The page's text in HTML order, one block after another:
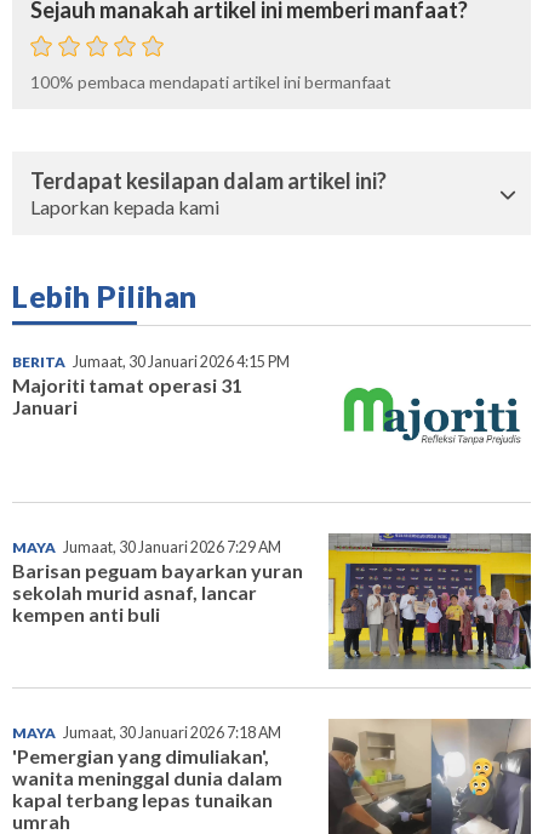
Sejauh manakah artikel ini memberi manfaat?
100% pembaca mendapati artikel ini bermanfaat
Terdapat kesilapan dalam artikel ini?
Laporkan kepada kami
Lebih Pilihan
BERITA Jumaat, 30 Januari 2026 4:15 PM
Majoriti tamat operasi 31
Januari
MAYA Jumaat, 30 Januari 2026 7:29 AM
Barisan peguam bayarkan yuran
sekolah murid asnaf, lancar
kempen anti buli
MAYA Jumaat, 30 Januari 2026 7:18 AM
'Pemergian yang dimuliakan',
wanita meninggal dunia dalam
kapal terbang lepas tunaikan
umrah